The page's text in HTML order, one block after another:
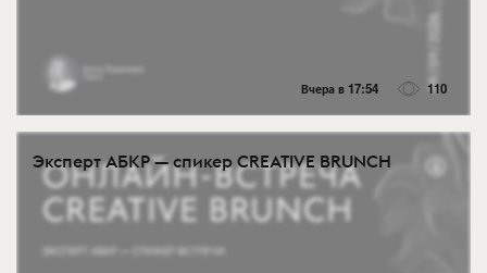
Вчера в 17:54 110
Эксперт АБКР — спикер CREATIVE BRUNCH